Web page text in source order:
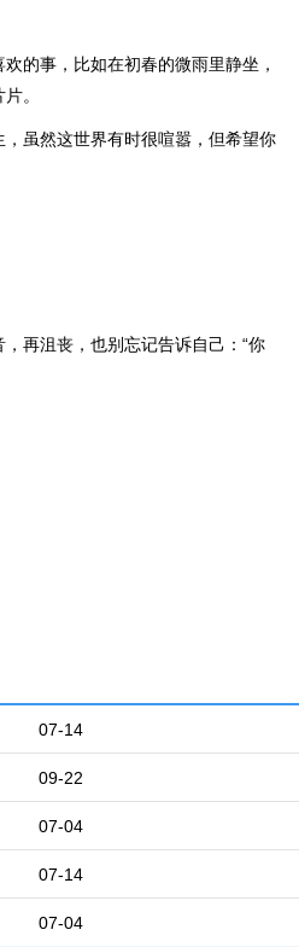
的事，比如在初春的微雨里静坐，
。
虽然这世界有时很喧嚣，但希望你
再沮丧，也别忘记告诉自己：“你
07-14
09-22
07-04
07-14
07-04